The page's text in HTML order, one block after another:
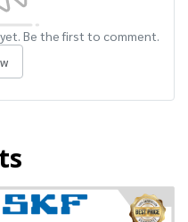
Be the first to comment.